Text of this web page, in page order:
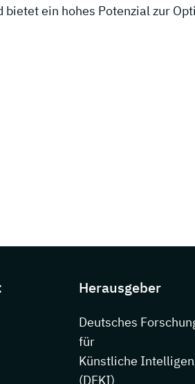
bietet ein hohes Potenzial zur
auf: Instagram
uns auf: Youtube
Sie uns auf: LinkedIn
Herausgeber
Deutsches
für
Künstliche
(DFKI)